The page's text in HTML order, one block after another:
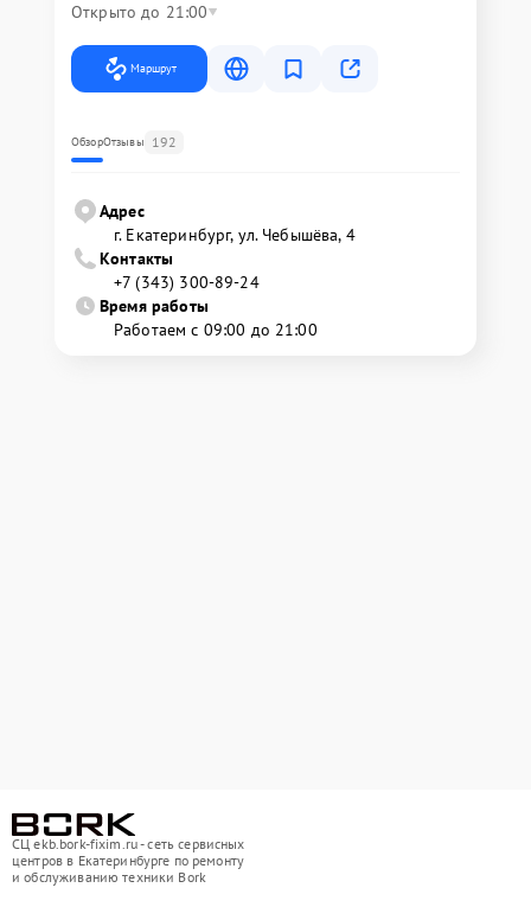
Открыто до 21:00
Маршрут
ОбзорОтзывы 192
Адрес
г. Екатеринбург, ул. Чебышёва, 4
Контакты
+7 (343) 300-89-24
Время работы
Работаем с 09:00 до 21:00
СЦ ekb.bork-fixim.ru - сеть сервисных
центров в Екатеринбурге по ремонту
и обслуживанию техники Bork